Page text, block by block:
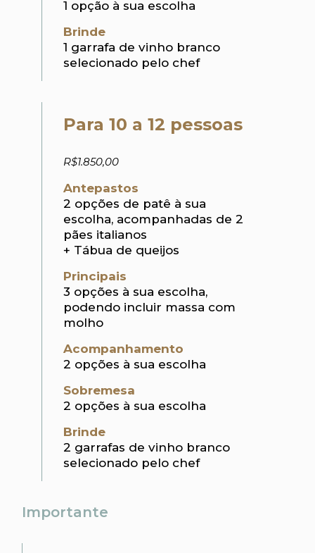
1 opção à sua escolha
Brinde
1 garrafa de vinho branco
selecionado pelo chef
Para 10 a 12 pessoas
R$1.850,00
Antepastos
2 opções de patê à sua
escolha, acompanhadas de 2
pães italianos
+ Tábua de queijos
Principais
3 opções à sua escolha,
podendo incluir massa com
molho
Acompanhamento
2 opções à sua escolha
Sobremesa
2 opções à sua escolha
Brinde
2 garrafas de vinho branco
selecionado pelo chef
Importante